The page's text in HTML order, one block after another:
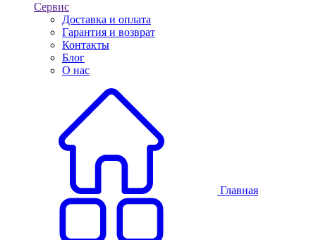
Сервис
Доставка и оплата
Гарантия и возврат
Контакты
Блог
О нас
Главная